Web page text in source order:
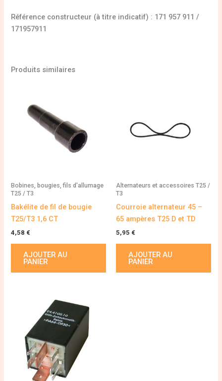
Référence constructeur (à titre indicatif) : 171 957 911 /
171957911
Produits similaires
Bobines, bougies, fils d'allumage
T25 / T3
Bakélite de fil de bougie
T25/T3 1,6 CT
4,58 €
AJOUTER AU
PANIER
Alternateurs et accessoires T25 /
T3
Courroie alternateur 45 –
65 ampères T25 D et TD
5,95 €
AJOUTER AU
PANIER